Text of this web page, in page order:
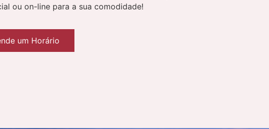
ou on-line para a sua comodidade!
um Horário